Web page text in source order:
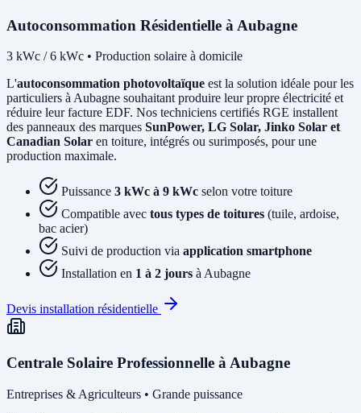
Autoconsommation Résidentielle à Aubagne
3 kWc / 6 kWc • Production solaire à domicile
L'autoconsommation photovoltaïque est la solution idéale pour les
particuliers à Aubagne souhaitant produire leur propre électricité et
réduire leur facture EDF. Nos techniciens certifiés RGE installent
des panneaux des marques SunPower, LG Solar, Jinko Solar et
Canadian Solar en toiture, intégrés ou surimposés, pour une
production maximale.
Puissance 3 kWc à 9 kWc selon votre toiture
Compatible avec tous types de toitures (tuile, ardoise,
bac acier)
Suivi de production via application smartphone
Installation en 1 à 2 jours à Aubagne
Devis installation résidentielle
Centrale Solaire Professionnelle à Aubagne
Entreprises & Agriculteurs • Grande puissance